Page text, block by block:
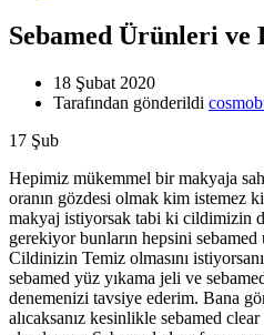
Sebamed Ürünleri ve
18 Şubat 2020
Tarafından gönderildi
17 Şub
Hepimiz mükemmel bir makyaja
oranın gözdesi olmak kim istemez
makyaj istiyorsak tabi ki cildimizin
gerekiyor bunların hepsini
Cildinizin Temiz olmasını
sebamed yüz yıkama jeli ve
denemenizi tavsiye ederim. Bana
alıcaksanız kesinlikle sebamed